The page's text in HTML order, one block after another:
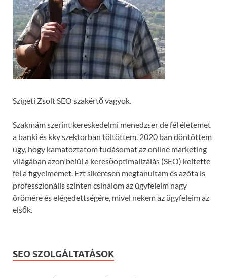
Szigeti Zsolt SEO szakértő vagyok.
Szakmám szerint kereskedelmi menedzser de fél életemet
a banki és kkv szektorban töltöttem. 2020 ban döntöttem
úgy, hogy kamatoztatom tudásomat az online marketing
világában azon belül a keresőoptimalizálás (SEO) keltette
fel a figyelmemet. Ezt sikeresen megtanultam és azóta is
professzionális szinten csinálom az ügyfeleim nagy
örömére és elégedettségére, mivel nekem az ügyfeleim az
elsők.
SEO SZOLGÁLTATÁSOK